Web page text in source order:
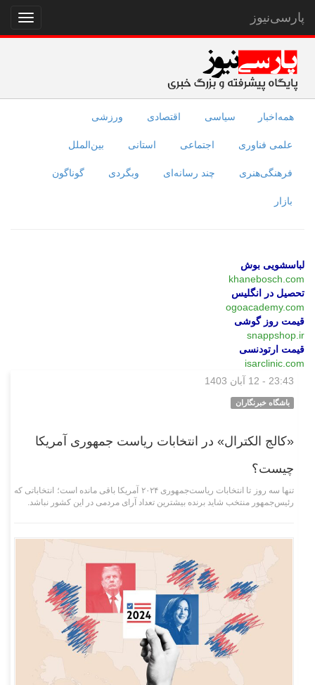
نمایش
منو
پارسی‌نیوز
همه‌اخبار سیاسی اقتصادی ورزشی
علمی فناوری اجتماعی استانی بین‌الملل
فرهنگی‌هنری چند رسانه‌ای وبگردی گوناگون
بازار
لباسشویی بوش
khanebosch.com
تحصیل در انگلیس
ogoacademy.com
قیمت روز گوشی
snappshop.ir
قیمت ارتودنسی
isarclinic.com
23:43 - 12 آبان 1403
باشگاه خبرنگاران
«کالج الکترال» در انتخابات ریاست‌ جمهوری آمریکا
چیست؟
تنها سه روز تا انتخابات ریاست‌جمهوری ۲۰۲۴ آمریکا باقی مانده است؛ انتخاباتی که
رئیس‌جمهور منتخب شاید برنده بیشترین تعداد آرای مردمی در این کشور نباشد.